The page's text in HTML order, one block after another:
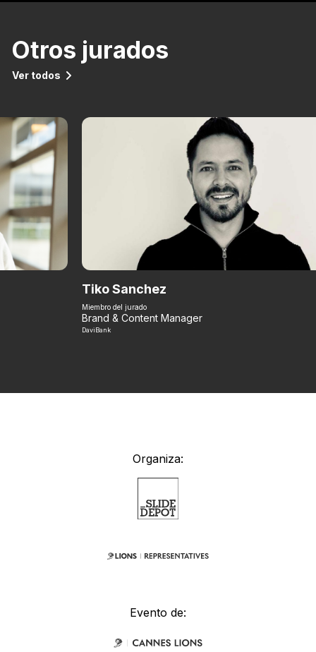
Otros jurados
Ver todos
Tiko Sanchez
Miembro del jurado
Brand & Content Manager
DaviBank
Organiza:
Evento de: